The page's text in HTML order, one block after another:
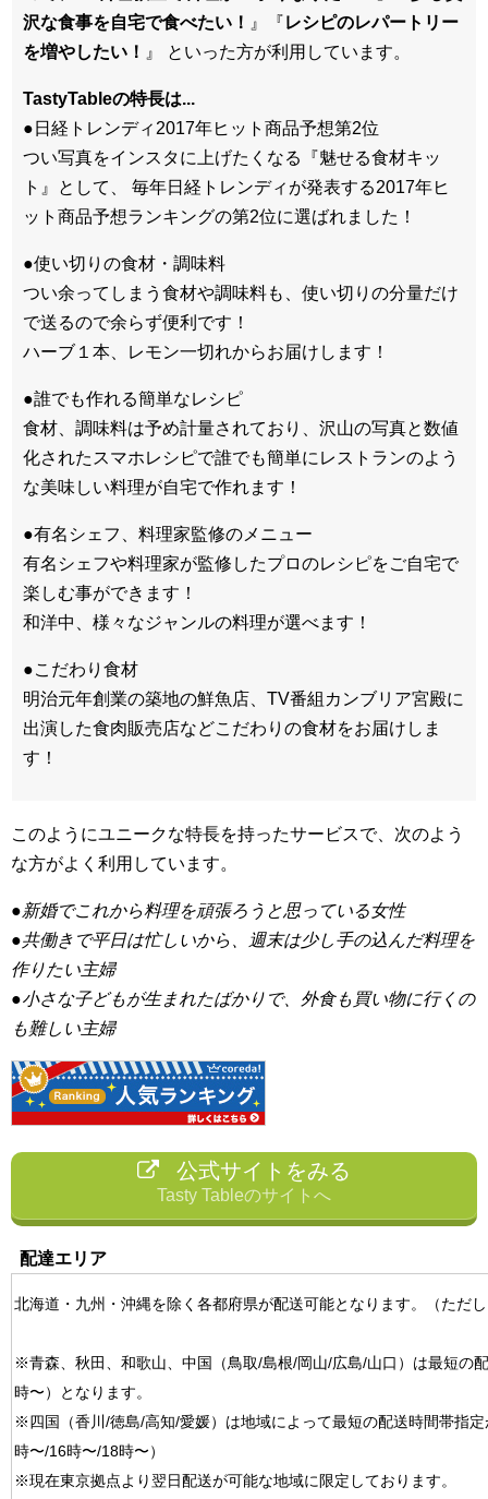
沢な食事を自宅で食べたい！ 』『レシピのレパートリー
を増やしたい！ 』 といった方が利用しています。
TastyTableの特長は...
●日経トレンディ2017年ヒット商品予想第2位
つい写真をインスタに上げたくなる『魅せる食材キッ
ト』として、 毎年日経トレンディが発表する2017年ヒ
ット商品予想ランキングの第2位に選ばれました！
●使い切りの食材・調味料
つい余ってしまう食材や調味料も、使い切りの分量だけ
で送るので余らず便利です！
ハーブ１本、レモン一切れからお届けします！
●誰でも作れる簡単なレシピ
食材、調味料は予め計量されており、沢山の写真と数値
化されたスマホレシピで誰でも簡単にレストランのよう
な美味しい料理が自宅で作れます！
●有名シェフ、料理家監修のメニュー
有名シェフや料理家が監修したプロのレシピをご自宅で
楽しむ事ができます！
和洋中、様々なジャンルの料理が選べます！
●こだわり食材
明治元年創業の築地の鮮魚店、TV番組カンブリア宮殿に
出演した食肉販売店などこだわりの食材をお届けしま
す！
このようにユニークな特長を持ったサービスで、次のよう
な方がよく利用しています。
●新婚でこれから料理を頑張ろうと思っている女性
●共働きで平日は忙しいから、週末は少し手の込んだ料理を
作りたい主婦
●小さな子どもが生まれたばかりで、外食も買い物に行くの
も難しい主婦
公式サイトをみる
Tasty Tableのサイトへ
配達エリア
北海道・九州・沖縄を除く各都府県が配送可能となります。（ただ
※青森、秋田、和歌山、中国（鳥取/島根/岡山/広島/山口）は最短の
時〜）となります。
※四国（香川/徳島/高知/愛媛）は地域によって最短の配送時間帯指
時〜/16時〜/18時〜）
※現在東京拠点より翌日配送が可能な地域に限定しております。